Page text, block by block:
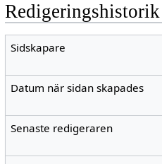
Redigeringshistorik
Sidskapare
Datum när sidan skapades
Senaste redigeraren